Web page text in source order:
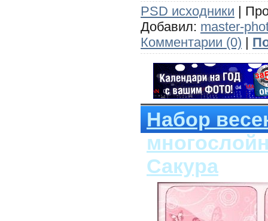
PSD исходники |
Добавил: master-
Комментарии (0) |
Набор
Сакура